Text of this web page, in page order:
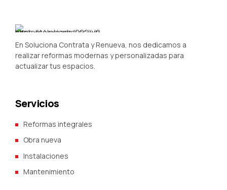
En Soluciona Contrata y Renueva, nos dedicamos a
realizar reformas modernas y personalizadas para
actualizar tus espacios.
Servicios
Reformas integrales
Obra nueva
Instalaciones
Mantenimiento